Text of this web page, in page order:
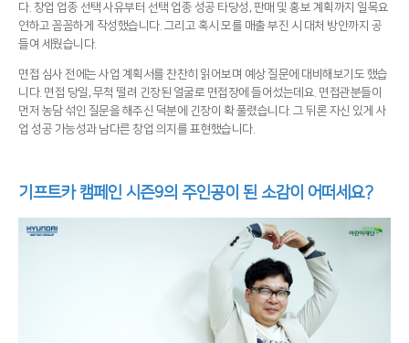
다. 창업 업종 선택 사유부터 선택 업종 성공 타당성, 판매 및 홍보 계획까지 일목요
연하고 꼼꼼하게 작성했습니다. 그리고 혹시 모를 매출 부진 시 대처 방안까지 공
들여 세웠습니다.
면접 심사 전에는 사업 계획서를 찬찬히 읽어보며 예상 질문에 대비해보기도 했습
니다. 면접 당일, 무척 떨려 긴장된 얼굴로 면접장에 들어섰는데요. 면접관분들이
먼저 농담 섞인 질문을 해주신 덕분에 긴장이 확 풀렸습니다. 그 뒤론 자신 있게 사
업 성공 가능성과 남다른 창업 의지를 표현했습니다.
기프트카 캠페인 시즌9의 주인공이 된 소감이 어떠세요?